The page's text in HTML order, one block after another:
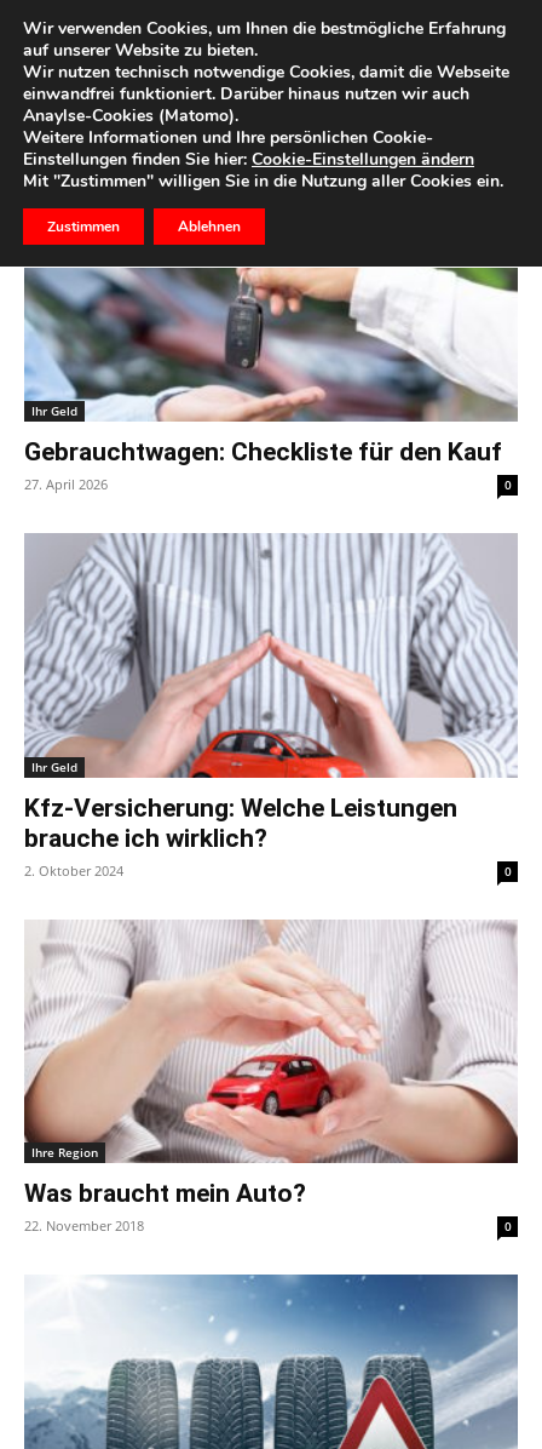
Start Schlagworte Kfz
Schlagwort: Kfz
Ihr Geld
Gebrauchtwagen: Checkliste für den Kauf
27. April 2026 0
Ihr Geld
Kfz-Versicherung: Welche Leistungen
brauche ich wirklich?
2. Oktober 2024 0
Ihre Region
Was braucht mein Auto?
22. November 2018 0
Wir verwenden Cookies, um Ihnen die bestmögliche Erfahrung
auf unserer Website zu bieten.
Wir nutzen technisch notwendige Cookies, damit die Webseite
einwandfrei funktioniert. Darüber hinaus nutzen wir auch
Anaylse-Cookies (Matomo).
Weitere Informationen und Ihre persönlichen Cookie-
Einstellungen finden Sie hier: Cookie-Einstellungen ändern
Mit "Zustimmen" willigen Sie in die Nutzung aller Cookies ein.
Zustimmen Ablehnen